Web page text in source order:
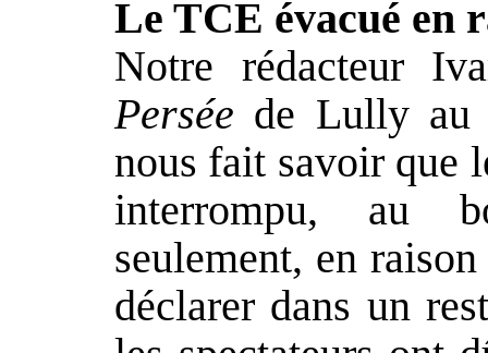
Le TCE évacué en
Notre rédacteur
Persée de Lully au
nous fait savoir que
interrompu, au
seulement, en
déclarer dans un